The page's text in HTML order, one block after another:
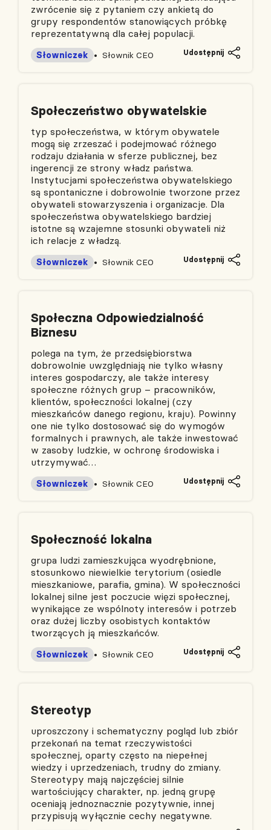
zwrócenie się z pytaniem czy ankietą do
grupy respondentów stanowiących próbkę
reprezentatywną dla całej populacji.
Słownik CEO
Słowniczek Udostępnij
Społeczeństwo obywatelskie
typ społeczeństwa, w którym obywatele
mogą się zrzeszać i podejmować różnego
rodzaju działania w sferze publicznej, bez
ingerencji ze strony władz państwa.
Instytucjami społeczeństwa obywatelskiego
są spontaniczne i dobrowolnie tworzone przez
obywateli stowarzyszenia i organizacje. Dla
społeczeństwa obywatelskiego bardziej
istotne są wzajemne stosunki obywateli niż
ich relacje z władzą.
Słownik CEO
Słowniczek Udostępnij
Społeczna Odpowiedzialność
Biznesu
polega na tym, że przedsiębiorstwa
dobrowolnie uwzględniają nie tylko własny
interes gospodarczy, ale także interesy
społeczne różnych grup – pracowników,
klientów, społeczności lokalnej (czy
mieszkańców danego regionu, kraju). Powinny
one nie tylko dostosować się do wymogów
formalnych i prawnych, ale także inwestować
w zasoby ludzkie, w ochronę środowiska i
utrzymywać…
Słownik CEO
Słowniczek Udostępnij
Społeczność lokalna
grupa ludzi zamieszkująca wyodrębnione,
stosunkowo niewielkie terytorium (osiedle
mieszkaniowe, parafia, gmina). W społeczności
lokalnej silne jest poczucie więzi społecznej,
wynikające ze wspólnoty interesów i potrzeb
oraz dużej liczby osobistych kontaktów
tworzących ją mieszkańców.
Słownik CEO
Słowniczek Udostępnij
Stereotyp
uproszczony i schematyczny pogląd lub zbiór
przekonań na temat rzeczywistości
społecznej, oparty często na niepełnej
wiedzy i uprzedzeniach, trudny do zmiany.
Stereotypy mają najczęściej silnie
wartościujący charakter, np. jedną grupę
oceniają jednoznacznie pozytywnie, innej
przypisują wyłącznie cechy negatywne.